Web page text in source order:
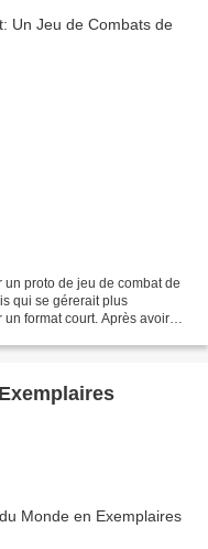
proto de jeu de combat de
qui se gérerait plus
format court. Après avoir